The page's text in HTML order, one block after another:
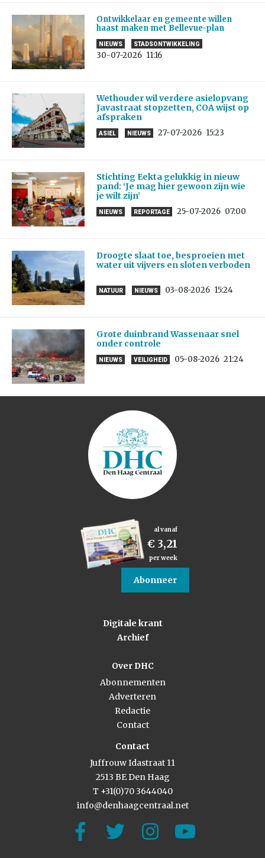
Ontwikkelaar en gemeente willen
haast maken met Bellevue-plan
NIEUWS STADSONTWIKKELING
30-07-2026 11:16
Wethouder wil verdere asielopvang
Javastraat stopzetten, COA wijst op
afspraken
ASIEL NIEUWS 27-07-2026 15:23
Stichting Eekta gelukkig in nieuw
pand: ‘Je mag hier gewoon zijn wie
je wilt zijn’
NIEUWS REPORTAGE 25-07-2026 07:00
Droogte slaat toe, besproeien met
water uit vijvers en sloten verboden
NATUUR NIEUWS 03-08-2026 15:24
Grote duinbrand Wassenaar snel
onder controle
NIEUWS VEILIGHEID 05-08-2026 21:24
al vanaf
€ 3,21
per week
Abonneer
Digitale krant
Archief
Over DHC
Abonnementen
Adverteren
Redactie
Contact
Contact
Juffrouw Idastraat 11
2513 BE Den Haag
T +31(0)70 3644040
info@denhaagcentraal.net